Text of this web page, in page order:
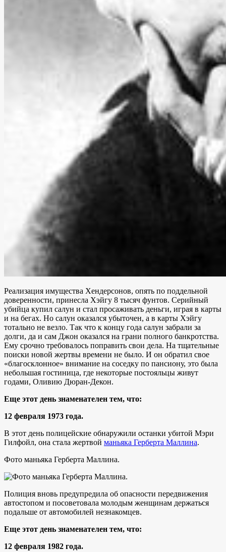
Реализация имущества Хендерсонов, опять по поддельной
доверенности, принесла Хэйгу 8 тысяч фунтов. Серийный
убийца купил салун и стал просаживать деньги, играя в карты
и на бегах. Но салун оказался убыточен, а в карты Хэйгу
тотально не везло. Так что к концу года салун забрали за
долги, да и сам Джон оказался на грани полного банкротства.
Ему срочно требовалось поправить свои дела. На тщательные
поиски новой жертвы времени не было. И он обратил свое
«благосклонное» внимание на соседку по пансиону, это была
небольшая гостиница, где некоторые постояльцы живут
годами, Оливию Дюран-Декон.
Еще этот день знаменателен тем, что:
12 февраля 1973 года.
В этот день полицейские обнаружили останки убитой Мэри
Гилфойл, она стала жертвой маньяка Герберта Маллина.
Фото маньяка Герберта Маллина.
Полиция вновь предупредила об опасности передвижения
автостопом и посоветовала молодым женщинам держаться
подальше от автомобилей незнакомцев.
Еще этот день знаменателен тем, что:
12 февраля 1982 года.